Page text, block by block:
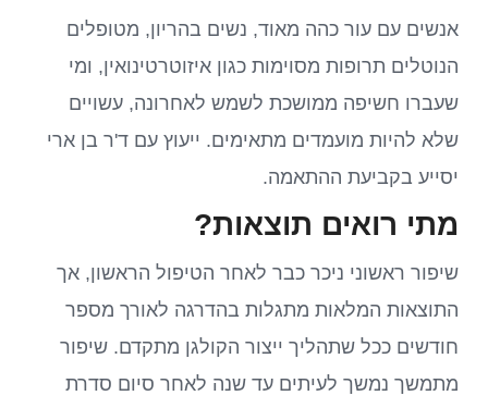
אנשים עם עור כהה מאוד, נשים בהריון, מטופלים
הנוטלים תרופות מסוימות כגון איזוטרטינואין, ומי
שעברו חשיפה ממושכת לשמש לאחרונה, עשויים
שלא להיות מועמדים מתאימים. ייעוץ עם ד'ר בן ארי
יסייע בקביעת ההתאמה.
מתי רואים תוצאות?
שיפור ראשוני ניכר כבר לאחר הטיפול הראשון, אך
התוצאות המלאות מתגלות בהדרגה לאורך מספר
חודשים ככל שתהליך ייצור הקולגן מתקדם. שיפור
מתמשך נמשך לעיתים עד שנה לאחר סיום סדרת